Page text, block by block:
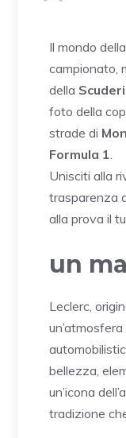
Il mondo della
campionato,
della
foto della
strade di
Formula 1
Unisciti alla
trasparenza
alla prova il
un
Leclerc,
bellezza,
un’icona
tradizione